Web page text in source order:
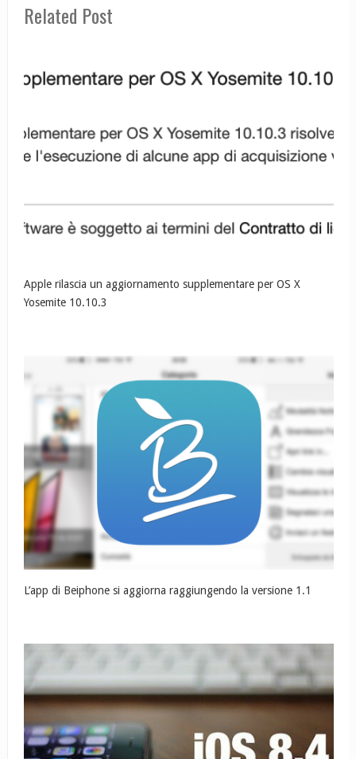
Related Post
Apple rilascia un aggiornamento supplementare per OS X
Yosemite 10.10.3
L’app di Beiphone si aggiorna raggiungendo la versione 1.1